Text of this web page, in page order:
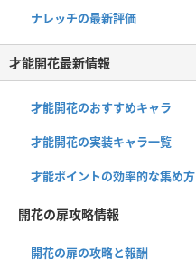
ナレッチの最新評価
才能開花最新情報
才能開花のおすすめキャラ
才能開花の実装キャラ一覧
才能ポイントの効率的な集め方
開花の扉攻略情報
開花の扉の攻略と報酬